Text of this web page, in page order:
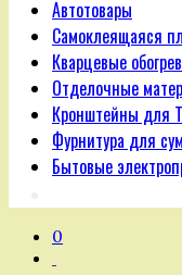
Автотовары
Самоклеящаяся
Кварцевые
Отделочные
Кронштейны для
Фурнитура для
Бытовые
0